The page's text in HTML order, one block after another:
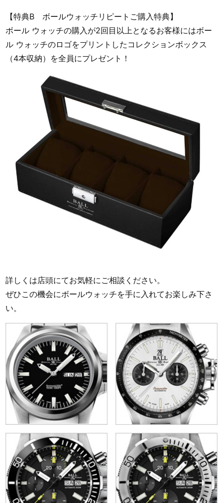
【特典B ボールウォッチリピートご購入特典】
ボール ウォッチの購入が2回目以上となるお客様にはボー
ル ウォッチのロゴをプリントしたコレクションボックス
（4本収納）を全員にプレゼント！
詳しくは店頭にてお気軽にご相談ください。
ぜひこの機会にボールウォッチを手に入れてお楽しみ下さ
い。